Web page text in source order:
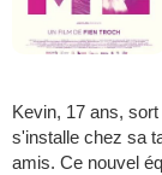
Kevin, 17 ans,
s'installe chez sa
amis. Ce nouvel